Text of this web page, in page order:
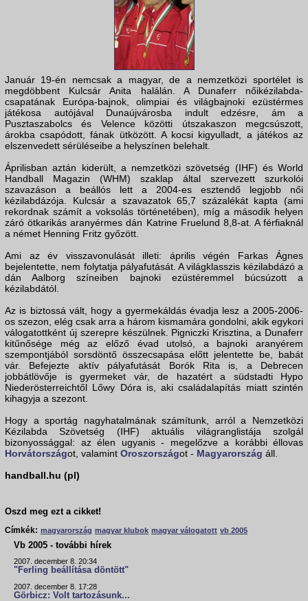
Január 19-én nemcsak a magyar, de a nemzetközi sportélet is
megdöbbent Kulcsár Anita halálán. A Dunaferr nőikézilabda-
csapatának Európa-bajnok, olimpiai és világbajnoki ezüstérmes
játékosa autójával Dunaújvárosba indult edzésre, ám a
Pusztaszabolcs és Velence közötti útszakaszon megcsúszott,
árokba csapódott, fának ütközött. A kocsi kigyulladt, a játékos az
elszenvedett sérüléseibe a helyszínen belehalt.
Áprilisban aztán kiderült, a nemzetközi szövetség (IHF) és World
Handball Magazin (WHM) szaklap által szervezett szurkolói
szavazáson a beállós lett a 2004-es esztendő legjobb női
kézilabdázója. Kulcsár a szavazatok 65,7 százalékát kapta (ami
rekordnak számít a voksolás történetében), míg a második helyen
záró ötkarikás aranyérmes dán Katrine Fruelund 8,8-at. A férfiaknál
a német Henning Fritz győzött.
Ami az év visszavonulását illeti: április végén Farkas Ágnes
bejelentette, nem folytatja pályafutását. A világklasszis kézilabdázó a
dán Aalborg színeiben bajnoki ezüstéremmel búcsúzott a
kézilabdától.
Az is biztossá vált, hogy a gyermekáldás évadja lesz a 2005-2006-
os szezon, elég csak arra a három kismamára gondolni, akik egykori
válogatottként új szerepre készülnek. Pigniczki Krisztina, a Dunaferr
kitűnősége még az előző évad utolsó, a bajnoki aranyérem
szempontjából sorsdöntő összecsapása előtt jelentette be, babát
vár. Befejezte aktív pályafutását Borók Rita is, a Debrecen
jobbátlövője is gyermeket vár, de hazatért a südstadti Hypo
Niederösterreichtől Lőwy Dóra is, aki családalapítás miatt szintén
kihagyja a szezont.
Hogy a sportág nagyhatalmának számítunk, arról a Nemzetközi
Kézilabda Szövetség (IHF) aktuális világranglistája szolgál
bizonyossággal: az élen ugyanis - megelőzve a korábbi éllovas
Horvátországot, valamint Oroszországot - Magyarország áll.
handball.hu (pl)
Oszd meg ezt a cikket!
Címkék: magyarország magyar klubok magyar válogatott vb 2005
Vb 2005 - további hírek
2007. december 8. 20:34
"Ferling beállítása döntött"
2007. december 8. 17:28
Görbicz: Volt tartozásunk...